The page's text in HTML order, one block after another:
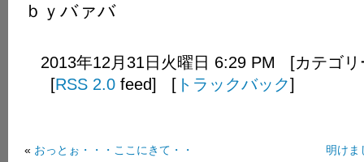
ｂｙバァバ
2013年12月31日火曜日 6:29 PM [カテゴリ
[RSS 2.0 feed] [ トラックバック]
« おっとぉ・・・ここにきて・・ 明けま